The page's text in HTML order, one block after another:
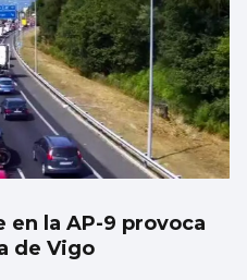
la AP-9 provoca
de Vigo